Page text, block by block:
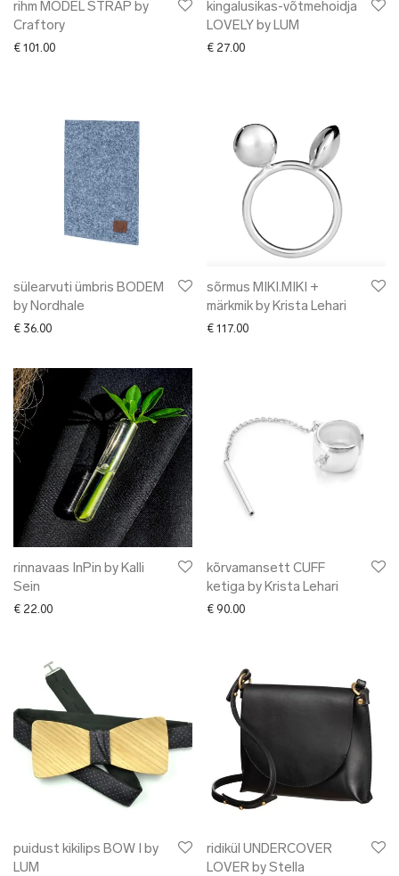
rihm MODEL STRAP by
Craftory
€ 101.00
kingalusikas-võtmehoidja
LOVELY by LUM
€ 27.00
sülearvuti ümbris BODEM
by Nordhale
€ 36.00
sõrmus MIKI.MIKI +
märkmik by Krista Lehari
€ 117.00
rinnavaas InPin by Kalli
Sein
€ 22.00
kõrvamansett CUFF
ketiga by Krista Lehari
€ 90.00
puidust kikilips BOW I by
LUM
ridikül UNDERCOVER
LOVER by Stella